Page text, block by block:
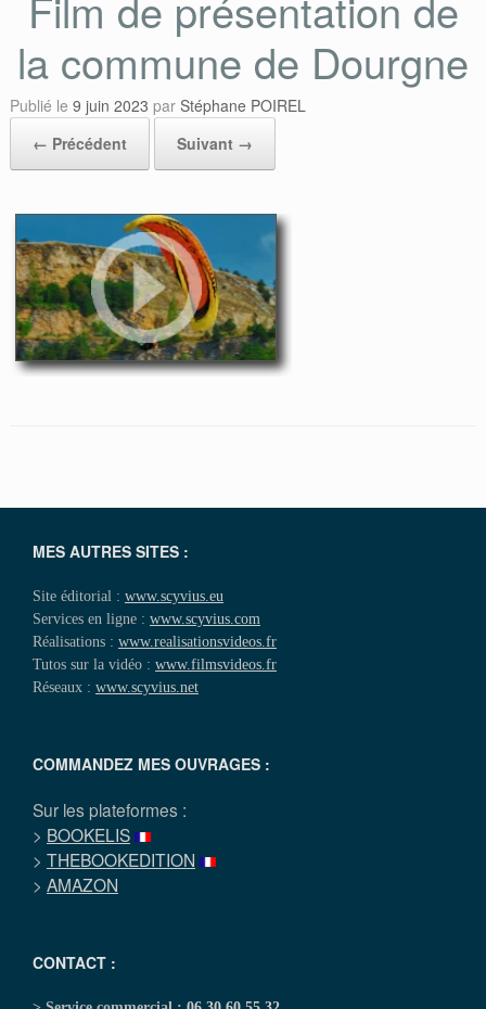
la commune de Dourgne
Publié le 9 juin 2023 par Stéphane POIREL
← Précédent
Suivant →
MES AUTRES SITES :
Site éditorial : www.scyvius.eu
Services en ligne : www.scyvius.com
Réalisations : www.realisationsvideos.fr
Tutos sur la vidéo : www.filmsvideos.fr
Réseaux : www.scyvius.net
COMMANDEZ MES OUVRAGES :
Sur les plateformes :
> BOOKELIS
> THEBOOKEDITION
> AMAZON
CONTACT :